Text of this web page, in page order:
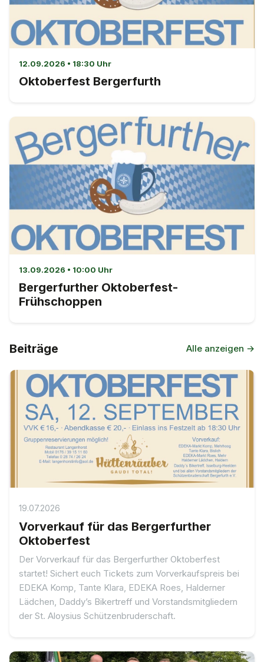
12.09.2026 • 18:30 Uhr
Oktoberfest Bergerfurth
13.09.2026 • 10:00 Uhr
Bergerfurther Oktoberfest-
Frühschoppen
Beiträge Alle anzeigen →
19.07.2026
Vorverkauf für das Bergerfurther
Oktoberfest
Der Vorverkauf für das Bergerfurther Oktoberfest
startet! Sichert euch Tickets zum Vorverkaufspreis bei
EDEKA Komp, Tante Klara, EDEKA Roes, Halderner
Lädchen, Daddy’s Bikertreff und Vorstandsmitgliedern
der St. Aloysius Schützenbruderschaft.